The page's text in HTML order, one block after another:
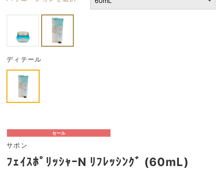
ディテール
セール
サボン
ﾌｪｲｽﾎﾟﾘｯｼｬｰN ﾘﾌﾚｯｼﾝｸﾞ (60mL)